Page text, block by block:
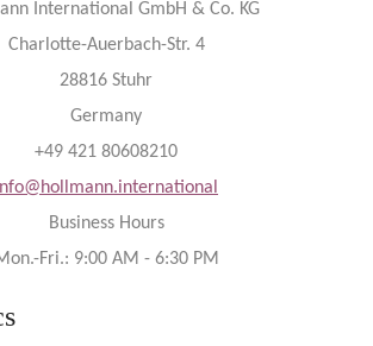
International GmbH & Co. KG
Charlotte-Auerbach-Str. 4
28816 Stuhr
Germany
+49 421 80608210
Business Hours
Fri.: 9:00 AM - 6:30 PM